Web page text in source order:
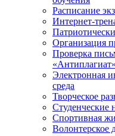
Расписание
Интернет-
Организация
Проверка
Электронная
среда
Творческое
Студенческие
Спортивная
Волонтерское